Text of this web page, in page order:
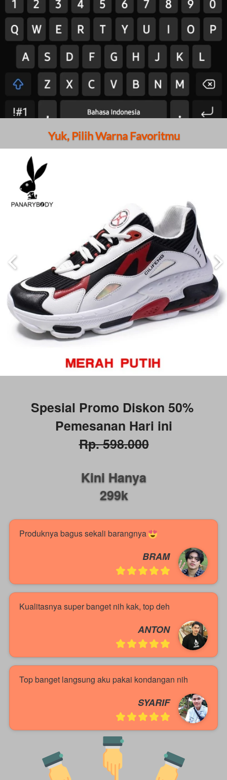
Yuk, Pilih Warna Favoritmu
Spesial Promo Diskon 50%
Pemesanan Hari ini
Rp. 598.000
Kini Hanya
299k
Produknya bagus sekali barangnya
BRAM
Kualitasnya super banget nih kak, top deh
ANTON
Top banget langsung aku pakai kondangan nih
SYARIF